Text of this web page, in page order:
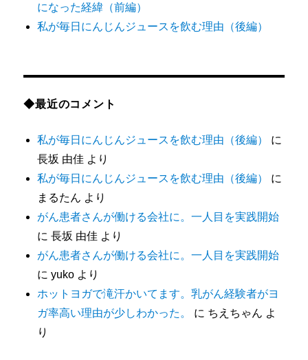
になった経緯（前編）
私が毎日にんじんジュースを飲む理由（後編）
◆最近のコメント
私が毎日にんじんジュースを飲む理由（後編）
に
長坂 由佳 より
私が毎日にんじんジュースを飲む理由（後編）
に
まるたん より
がん患者さんが働ける会社に。一人目を実践開始
に長坂 由佳 より
がん患者さんが働ける会社に。一人目を実践開始
にyuko より
ホットヨガで滝汗かいてます。乳がん経験者がヨ
ガ率高い理由が少しわかった。
に ちえちゃん よ
り